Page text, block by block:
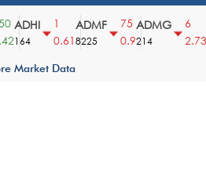
ADHI
164
0.61
ADMF
8225
75
0.9
ADMG
214
2.73
Market Data